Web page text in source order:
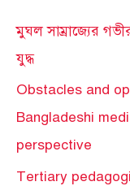
মুঘল সাম্রাজ্যের
যুদ্ধ
Obstacles and
Bangladeshi
perspective
Tertiary